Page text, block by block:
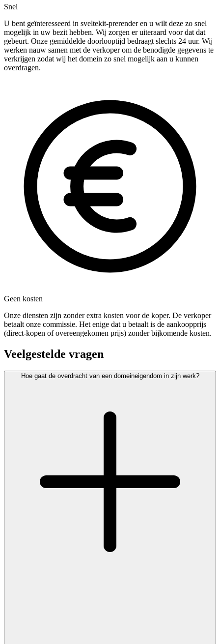
Snel
U bent geïnteresseerd in sveltekit-prerender en u wilt deze zo snel
mogelijk in uw bezit hebben. Wij zorgen er uiteraard voor dat dat
gebeurt. Onze gemiddelde doorlooptijd bedraagt slechts 24 uur. Wij
werken nauw samen met de verkoper om de benodigde gegevens te
verkrijgen zodat wij het domein zo snel mogelijk aan u kunnen
overdragen.
Geen kosten
Onze diensten zijn zonder extra kosten voor de koper. De verkoper
betaalt onze commissie. Het enige dat u betaalt is de aankoopprijs
(direct-kopen of overeengekomen prijs) zonder bijkomende kosten.
Veelgestelde vragen
Hoe gaat de overdracht van een domeineigendom in zijn werk?